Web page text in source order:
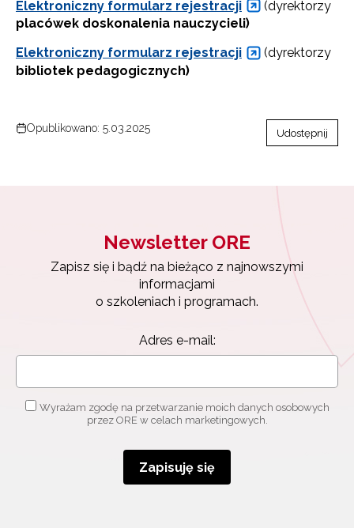
Elektroniczny formularz rejestracji
(dyrektorzy
placówek doskonalenia nauczycieli)
Elektroniczny formularz rejestracji
(dyrektorzy
bibliotek pedagogicznych)
Opublikowano: 5.03.2025 Udostępnij
Newsletter ORE
Zapisz się i bądź na bieżąco z najnowszymi
informacjami
o szkoleniach i programach.
Adres e-mail:
Wyrażam zgodę na przetwarzanie moich danych osobowych
przez ORE w celach marketingowych.
Zapisuję się